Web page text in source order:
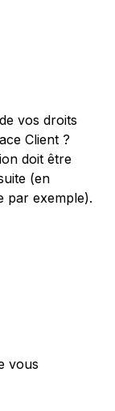
vos droits
Client ?
doit être
(en
par exemple).
vous